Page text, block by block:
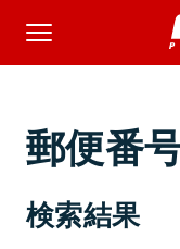
郵便番
検索結果